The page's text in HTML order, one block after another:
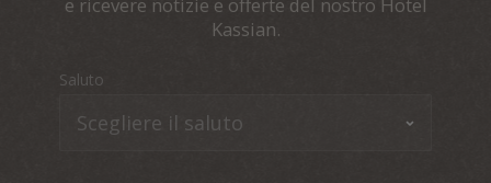
e ricevere notizie e offerte del nostro Hotel
Kassian.
Saluto